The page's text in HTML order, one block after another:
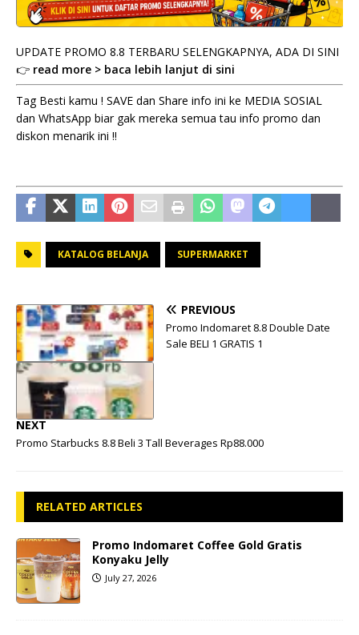
UPDATE PROMO 8.8 TERBARU SELENGKAPNYA, ADA DI SINI
👉 read more > baca lebih lanjut di sini
Tag Besti kamu ! SAVE dan Share info ini ke MEDIA SOSIAL
dan WhatsApp biar gak mereka semua tau info promo dan
diskon menarik ini !!
KATALOG BELANJA SUPERMARKET
PREVIOUS
Promo Indomaret 8.8 Double Date
Sale BELI 1 GRATIS 1
NEXT
Promo Starbucks 8.8 Beli 3 Tall Beverages Rp88.000
RELATED ARTICLES
Promo Indomaret Coffee Gold Gratis
Konyaku Jelly
July 27, 2026